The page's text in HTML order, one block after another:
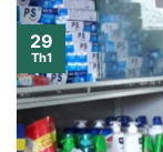
29
Th1